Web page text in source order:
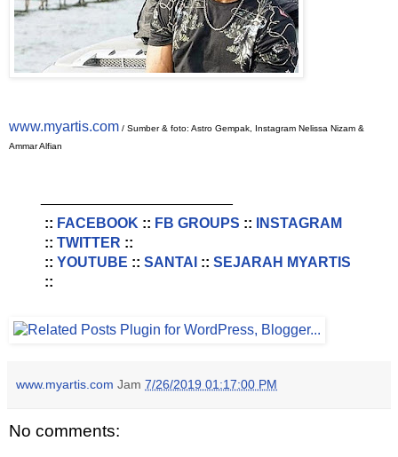
www.myartis.com / Sumber & foto: Astro Gempak, Instagram Nelissa Nizam &
Ammar Alfian
:: FACEBOOK :: FB GROUPS ::
INSTAGRAM
:: TWITTER ::
:: YOUTUBE :: SANTAI :: SEJARAH MYARTIS
::
www.myartis.com Jam 7/26/2019 01:17:00 PM
No comments: